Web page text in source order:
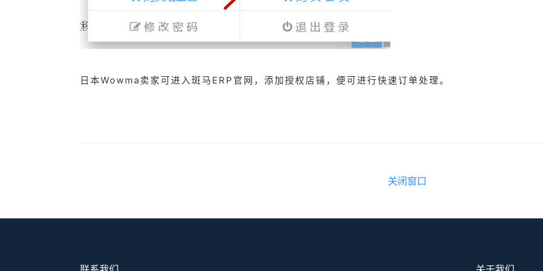
日本Wowma卖家可进入斑马ERP官网，添加授权店铺，便可进行快速订单处理。
关闭窗口